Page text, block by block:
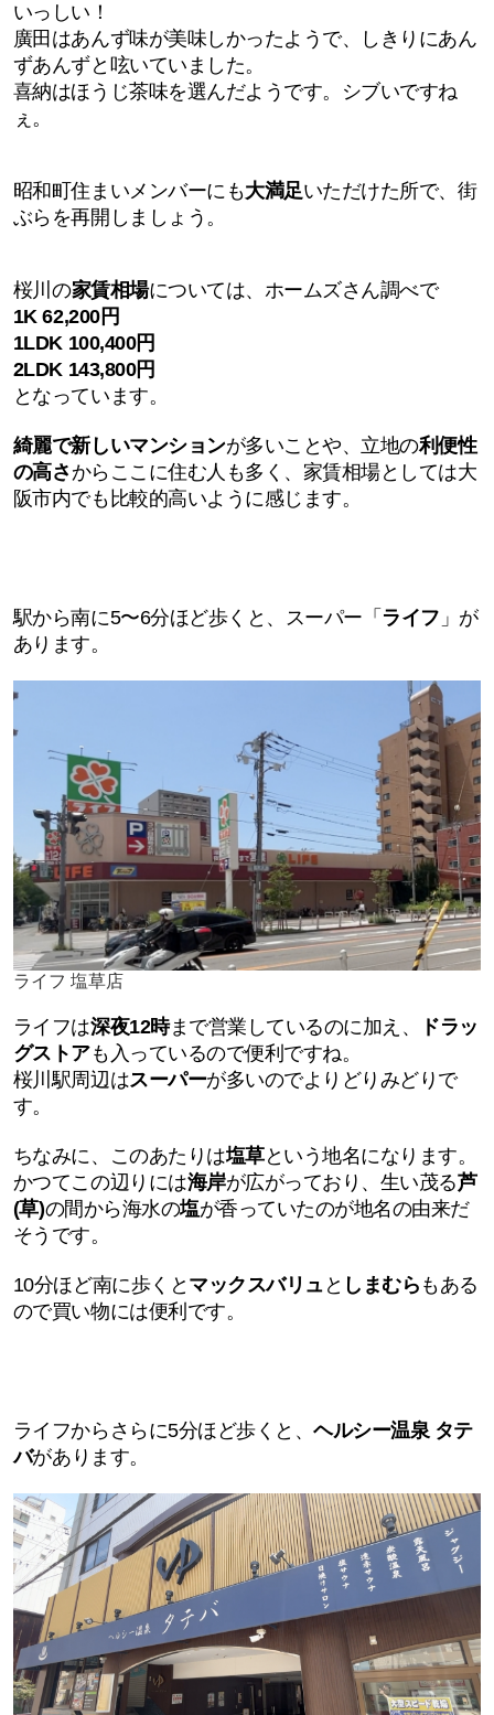
いっしい！
廣田はあんず味が美味しかったようで、しきりにあん
ずあんずと呟いていました。
喜納はほうじ茶味を選んだようです。シブいですね
ぇ。
昭和町住まいメンバーにも大満足いただけた所で、 街
ぶらを再開しましょう。
桜川の家賃相場については、ホームズさん調べで
1K 62,200円
1LDK 100,400円
2LDK 143,800円
となっています。
綺麗で新しいマンションが多いことや、立地の利便性
の高さからここに住む人も多く、家賃相場としては大
阪市内でも比較的高いように感じます。
駅から南に5〜6分ほど歩くと、スーパー「 ライフ 」が
あります。
ライフ 塩草店
ライフは深夜12時まで営業しているのに加え、
ドラッ
グストアも入っているので便利ですね。
桜川駅周辺はスーパーが多いのでよりどりみどりで
す。
ちなみに、このあたりは塩草という地名になります。
かつてこの辺りには海岸が広がっており、生い茂る芦
(草)の間から海水の塩が香っていたのが地名の由来だ
そうです。
10分ほど南に歩くと マックスバリュ と しまむら もある
ので買い物には便利です。
ライフからさらに5分ほど歩くと、ヘルシー温泉 タテ
バがあります。